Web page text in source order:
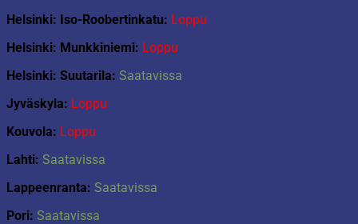
Helsinki: Iso-Roobertinkatu: Loppu
Helsinki: Munkkiniemi: Loppu
Helsinki: Suutarila: Saatavissa
Jyväskyla: Loppu
Kouvola: Loppu
Lahti: Saatavissa
Lappeenranta: Saatavissa
Pori: Saatavissa